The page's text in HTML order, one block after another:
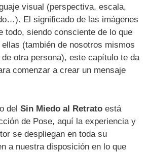
visual (perspectiva, escala,
El significado de las imágenes
todo, siendo consciente de lo que
(también de nosotros mismos
otra persona), este capítulo te da
comenzar a crear un mensaje
del Sin Miedo al Retrato está
de Pose, aquí la experiencia y
se despliegan en toda su
a nuestra disposición en lo que